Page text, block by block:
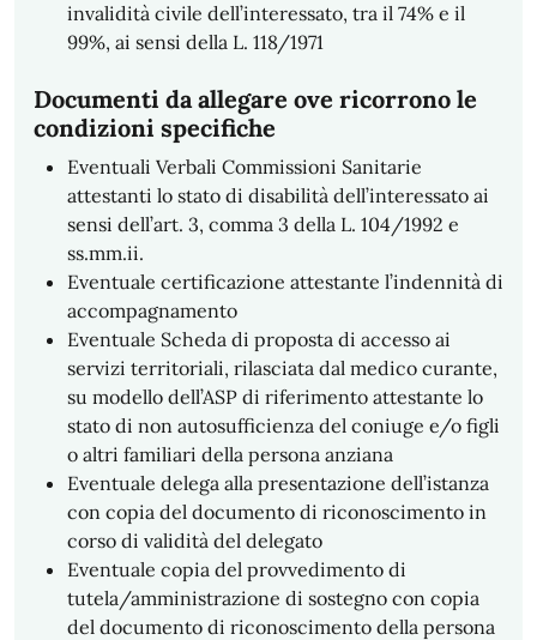
invalidità civile dell’interessato, tra il 74% e il
99%, ai sensi della L. 118/1971
Documenti da allegare ove ricorrono le
condizioni specifiche
Eventuali Verbali Commissioni Sanitarie
attestanti lo stato di disabilità dell’interessato ai
sensi dell’art. 3, comma 3 della L. 104/1992 e
ss.mm.ii.
Eventuale certificazione attestante l’indennità di
accompagnamento
Eventuale Scheda di proposta di accesso ai
servizi territoriali, rilasciata dal medico curante,
su modello dell’ASP di riferimento attestante lo
stato di non autosufficienza del coniuge e/o figli
o altri familiari della persona anziana
Eventuale delega alla presentazione dell’istanza
con copia del documento di riconoscimento in
corso di validità del delegato
Eventuale copia del provvedimento di
tutela/amministrazione di sostegno con copia
del documento di riconoscimento della persona